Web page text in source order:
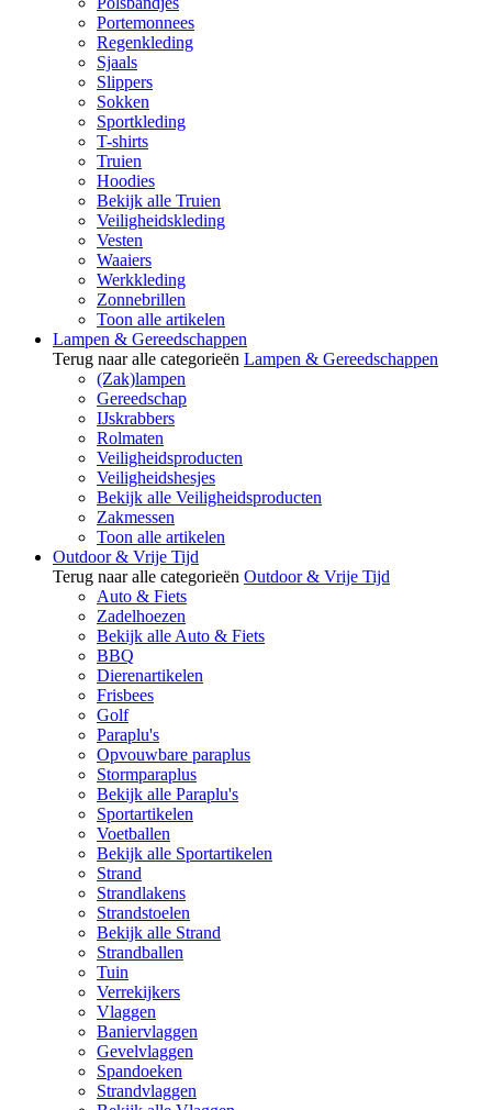
Portemonnees
Regenkleding
Sjaals
Slippers
Sokken
Sportkleding
T-shirts
Truien
Hoodies
Bekijk alle Truien
Veiligheidskleding
Vesten
Waaiers
Werkkleding
Zonnebrillen
Toon alle artikelen
Lampen & Gereedschappen
Terug naar alle categorieën Lampen & Gereedschappen
(Zak)lampen
Gereedschap
IJskrabbers
Rolmaten
Veiligheidsproducten
Veiligheidshesjes
Bekijk alle Veiligheidsproducten
Zakmessen
Toon alle artikelen
Outdoor & Vrije Tijd
Terug naar alle categorieën Outdoor & Vrije Tijd
Auto & Fiets
Zadelhoezen
Bekijk alle Auto & Fiets
BBQ
Dierenartikelen
Frisbees
Golf
Paraplu's
Opvouwbare paraplus
Stormparaplus
Bekijk alle Paraplu's
Sportartikelen
Voetballen
Bekijk alle Sportartikelen
Strand
Strandlakens
Strandstoelen
Bekijk alle Strand
Strandballen
Tuin
Verrekijkers
Vlaggen
Baniervlaggen
Gevelvlaggen
Spandoeken
Strandvlaggen